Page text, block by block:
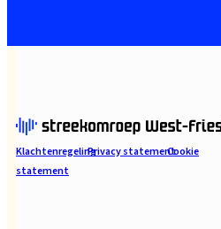
KlachtenregelingPrivacy statementCookie
statement